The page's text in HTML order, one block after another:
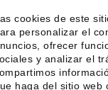
cookies de este
personalizar el
ofrecer
y analizar el
haga del sitio web
idiomas